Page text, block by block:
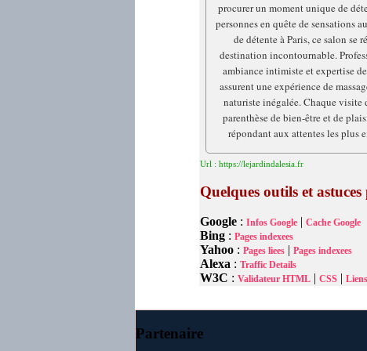
procurer un moment unique de
personnes en quête de sensations
de détente à Paris, ce salon se
destination incontournable.
ambiance intimiste et expertise
assurent une expérience de
naturiste inégalée. Chaque visite
parenthèse de bien-être et de
répondant aux attentes les plus
Url : https://lejardindalesia.fr
Quelques outils et
Google: Infos Google| Cache Google
Bing: Pages indexees
Yahoo: Pages liees| Pages indexees
Alexa: Traffic Details
W3C : Validateur HTML| CSS | Liens
Partenaire